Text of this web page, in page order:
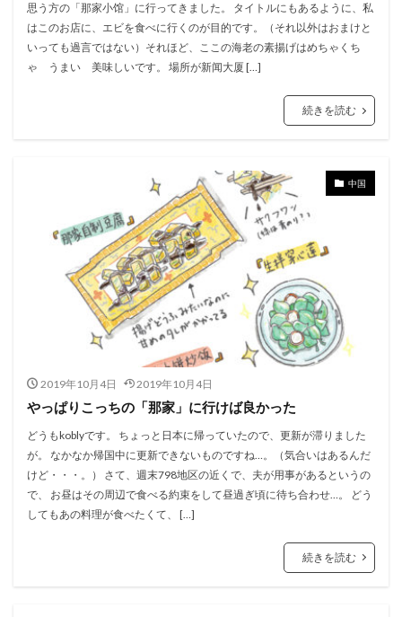
思う方の「那家小馆」に行ってきました。 タイトルにもあるように、私
はこのお店に、エビを食べに行くのが目的です。（それ以外はおまけと
いっても過言ではない）それほど、ここの海老の素揚げはめちゃくち
ゃ うまい 美味しいです。 場所が新闻大厦 […]
続きを読む
中国
2019年10月4日 2019年10月4日
やっぱりこっちの「那家」に行けば良かった
どうもkoblyです。 ちょっと日本に帰っていたので、更新が滞りました
が。 なかなか帰国中に更新できないものですね…。（気合いはあるんだ
けど・・・。） さて、週末798地区の近くで、夫が用事があるというの
で、 お昼はその周辺で食べる約束をして昼過ぎ頃に待ち合わせ…。 どう
してもあの料理が食べたくて、 […]
続きを読む